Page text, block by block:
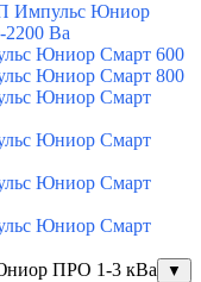
Импульс Юниор
2200 Ва
Юниор Смарт 600
Юниор Смарт 800
Юниор Смарт
Юниор Смарт
Юниор Смарт
Юниор Смарт
ПРО 1-3 кВа
▼